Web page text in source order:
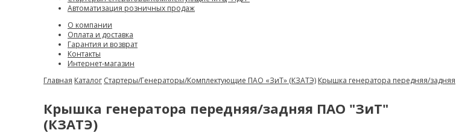
Автоматизация розничных продаж
О компании
Оплата и доставка
Гарантия и возврат
Контакты
Интернет-магазин
Главная Каталог Стартеры/Генераторы/Комплектующие ПАО «ЗиТ» (КЗАТЭ) Крышка генератора передняя/задняя
Крышка генератора передняя/задняя ПАО "ЗиТ"
(КЗАТЭ)